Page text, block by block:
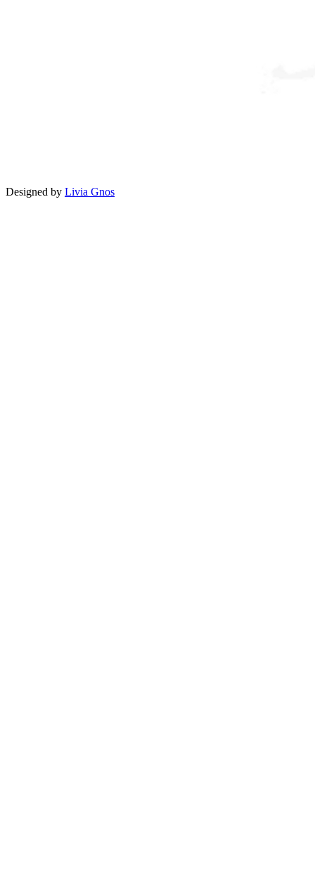
Designed by Livia Gnos